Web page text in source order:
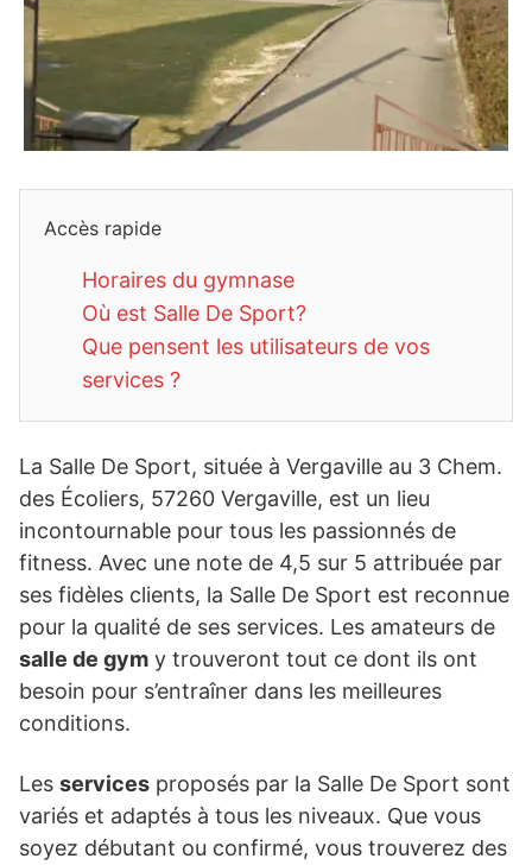
Accès rapide
Horaires du gymnase
Où est Salle De Sport?
Que pensent les utilisateurs de vos
services ?
La Salle De Sport, située à Vergaville au 3 Chem.
des Écoliers, 57260 Vergaville, est un lieu
incontournable pour tous les passionnés de
fitness. Avec une note de 4,5 sur 5 attribuée par
ses fidèles clients, la Salle De Sport est reconnue
pour la qualité de ses services. Les amateurs de
salle de gym y trouveront tout ce dont ils ont
besoin pour s’entraîner dans les meilleures
conditions.
Les services proposés par la Salle De Sport sont
variés et adaptés à tous les niveaux. Que vous
soyez débutant ou confirmé, vous trouverez des